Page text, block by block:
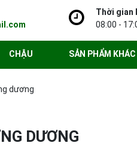
Thời gian
08:00 -
CHẬU SẢN PHẨM KHÁC
dương
DƯƠNG